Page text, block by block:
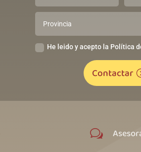
He leido y acepto la Política
Contactar
w